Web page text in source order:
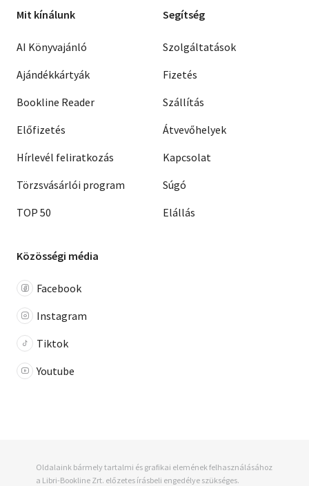
Mit kínálunk
AI Könyvajánló
Ajándékkártyák
Bookline Reader
Előfizetés
Hírlevél feliratkozás
Törzsvásárlói program
TOP 50
Segítség
Szolgáltatások
Fizetés
Szállítás
Átvevőhelyek
Kapcsolat
Súgó
Elállás
Közösségi média
Facebook
Instagram
Tiktok
Youtube
Oldalaink bármely tartalmi és grafikai elemének felhasználásához
a Libri-Bookline Zrt. előzetes írásbeli engedélye szükséges.